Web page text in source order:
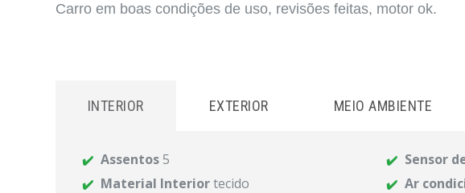
Carro em boas condições de uso, revisões feitas, motor ok.
INTERIOR EXTERIOR MEIO AMBIENTE
Assentos 5 Sensor
Material Interior tecido
Ar